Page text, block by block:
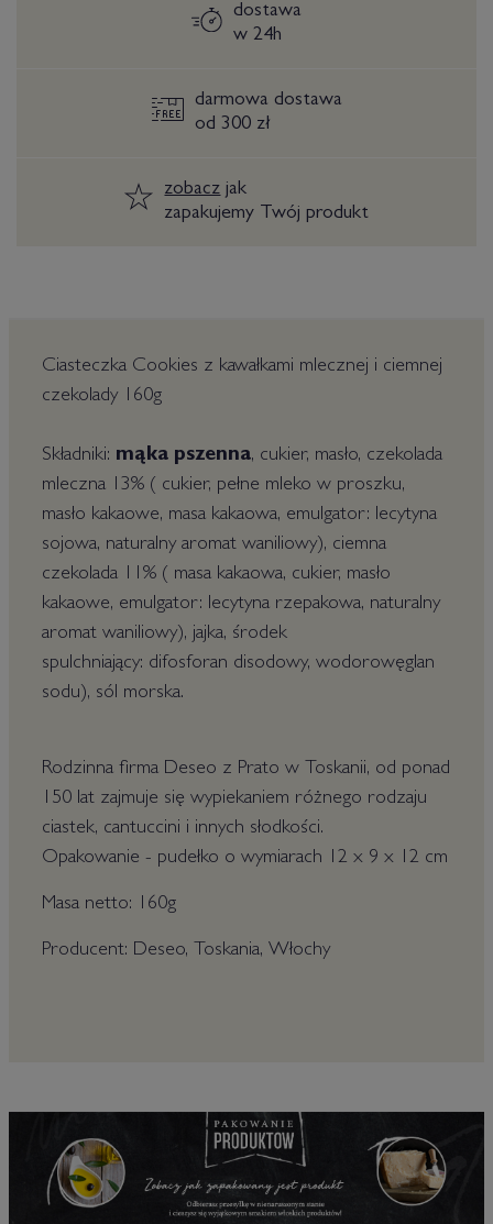
dostawa
w 24h
darmowa dostawa
od 300 zł
zobaczjak
zapakujemy Twój produkt
Ciasteczka Cookies z kawałkami mlecznej i ciemnej
czekolady 160g
Składniki: mąka pszenna, cukier, masło, czekolada
mleczna 13% ( cukier, pełne mleko w proszku,
masło kakaowe, masa kakaowa, emulgator: lecytyna
sojowa, naturalny aromat waniliowy), ciemna
czekolada 11% ( masa kakaowa, cukier, masło
kakaowe, emulgator: lecytyna rzepakowa, naturalny
aromat waniliowy), jajka, środek
spulchniający: difosforan disodowy, wodorowęglan
sodu), sól morska.
Rodzinna firma Deseo z Prato w Toskanii, od ponad
150 lat zajmuje się wypiekaniem różnego rodzaju
ciastek, cantuccini i innych słodkości.
Opakowanie - pudełko o wymiarach 12 x 9 x 12 cm
Masa netto: 160g
Producent: Deseo, Toskania, Włochy